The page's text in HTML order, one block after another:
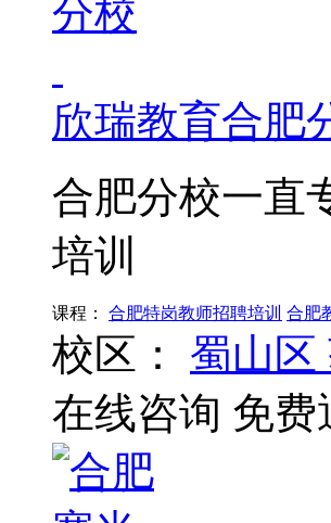
欣瑞教育合肥
合肥分校一直
培训
课程： 合肥特岗教师招聘培训 合肥
校区： 蜀山区
在线咨询 免费